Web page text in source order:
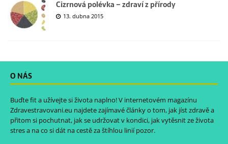
Cizrnová polévka – zdraví z přírody
13. dubna 2015
O NÁS
Buďte fit a užívejte si života naplno! V internetovém magazínu
Zdravestravovani.eu najdete zajímavé články o tom, jak jíst zdravě a
přitom si pochutnat, jak se udržovat v kondici, jak vytěsnit ze života
stres a na co si dát na cestě za štíhlou linií pozor.